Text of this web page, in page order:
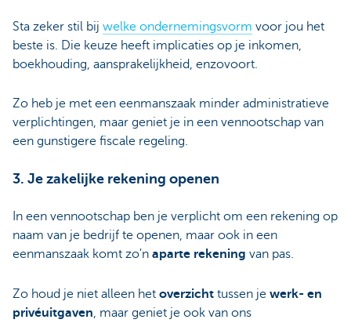
Sta zeker stil bij welke ondernemingsvorm voor jou het
beste is. Die keuze heeft implicaties op je inkomen,
boekhouding, aansprakelijkheid, enzovoort.
Zo heb je met een eenmanszaak minder administratieve
verplichtingen, maar geniet je in een vennootschap van
een gunstigere fiscale regeling.
3. Je zakelijke rekening openen
In een vennootschap ben je verplicht om een rekening op
naam van je bedrijf te openen, maar ook in een
eenmanszaak komt zo'n aparte rekening van pas.
Zo houd je niet alleen het overzicht tussen je werk- en
privéuitgaven , maar geniet je ook van ons